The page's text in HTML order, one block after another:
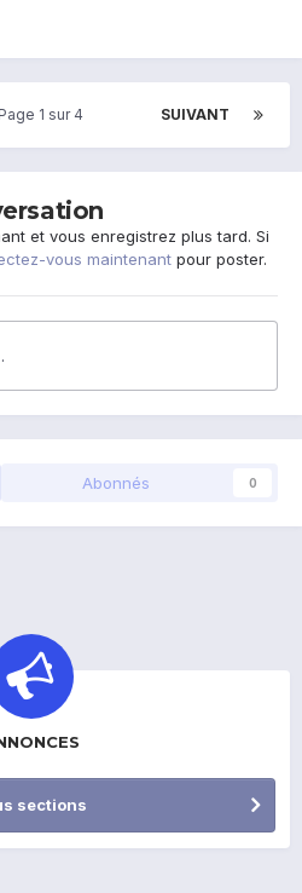
SUIVANT
Page 1 sur 4
et vous enregistrez plus tard. Si
vous maintenant pour poster.
Abonnés 0
sections